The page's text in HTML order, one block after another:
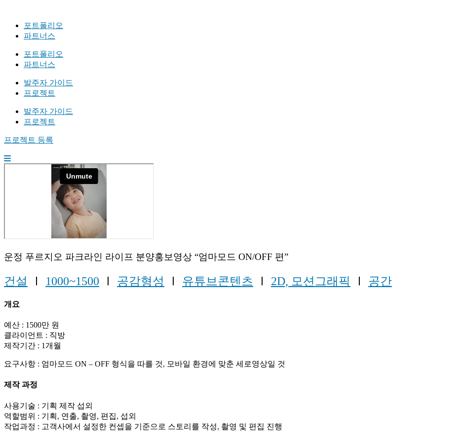
포트폴리오
파트너스
포트폴리오
파트너스
발주자 가이드
프로젝트
발주자 가이드
프로젝트
프로젝트 등록
운정 푸르지오 파크라인 라이프 분양홍보영상 “엄마모드 ON/OFF 편”
건설 Ⅰ 1000~1500 Ⅰ 공감형성 Ⅰ 유튜브콘텐츠 Ⅰ 2D, 모션그래픽 Ⅰ 공간
개요
예산 : 1500만 원
클라이언트 : 직방
제작기간 : 1개월
요구사항 : 엄마모드 ON – OFF 형식을 따를 것, 모바일 환경에 맞춘 세로영상일 것
제작 과정
사용기술 : 기획 제작 섭외
역할범위 : 기획, 연출, 촬영, 편집, 섭외
작업과정 : 고객사에서 설정한 컨셉을 기준으로 스토리를 작성, 촬영 및 편집 진행